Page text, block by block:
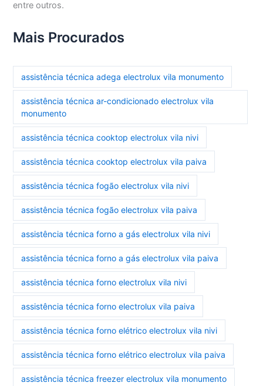
entre outros.
Mais Procurados
assistência técnica adega electrolux vila monumento
assistência técnica ar-condicionado electrolux vila
monumento
assistência técnica cooktop electrolux vila nivi
assistência técnica cooktop electrolux vila paiva
assistência técnica fogão electrolux vila nivi
assistência técnica fogão electrolux vila paiva
assistência técnica forno a gás electrolux vila nivi
assistência técnica forno a gás electrolux vila paiva
assistência técnica forno electrolux vila nivi
assistência técnica forno electrolux vila paiva
assistência técnica forno elétrico electrolux vila nivi
assistência técnica forno elétrico electrolux vila paiva
assistência técnica freezer electrolux vila monumento